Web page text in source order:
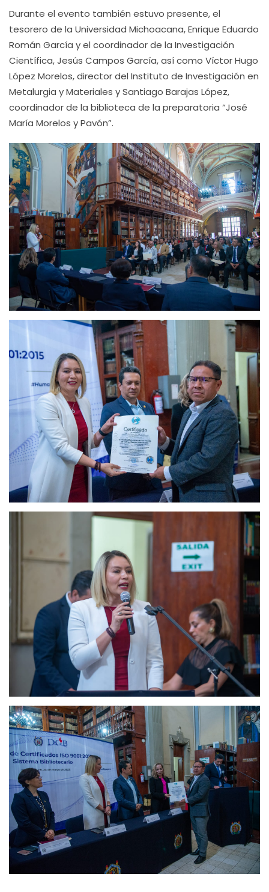
Durante el evento también estuvo presente, el
tesorero de la Universidad Michoacana, Enrique Eduardo
Román García y el coordinador de la Investigación
Científica, Jesús Campos García, así como Víctor Hugo
López Morelos, director del Instituto de Investigación en
Metalurgia y Materiales y Santiago Barajas López,
coordinador de la biblioteca de la preparatoria “José
María Morelos y Pavón”.